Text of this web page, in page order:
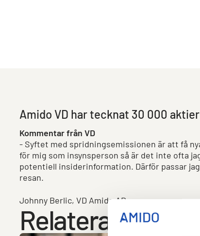
Amido VD har tecknat 30 000
Kommentar från VD
- Syftet med spridningsemissionen är att få
för mig som insynsperson så är det inte ofta
potentiell insiderinformation. Därför passar
resan.
Johnny Berlic, VD Amido AB.
Relaterat